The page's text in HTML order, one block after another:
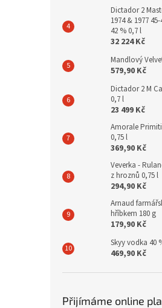
Dictador 2
1974 & 1977
42 % 0,7 l
32 224 Kč
Mandlový
579,90 Kč
Dictador 2 M
0,7 l
23 499 Kč
Amorale
0,75 l
369,90 Kč
Veverka -
z hroznů 0,75 l
294,90 Kč
Arnaud
hříbkem 180 g
179,90 Kč
Skyy vodka 40
469,90 Kč
Přijímáme online